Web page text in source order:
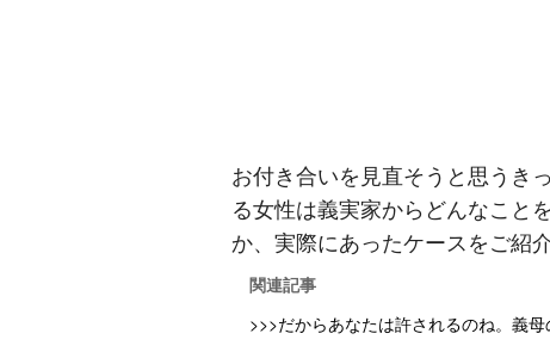
お付き合いを見直そうと思うき
る女性は義実家からどんなこと
か、実際にあったケースをご紹介
関連記事
>>>だからあなたは許されるのね。義